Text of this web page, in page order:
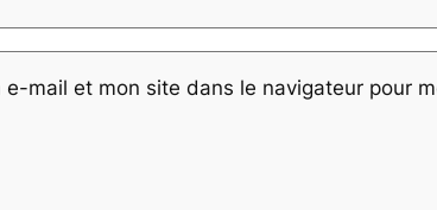
e-mail et mon site dans le navigateur pour